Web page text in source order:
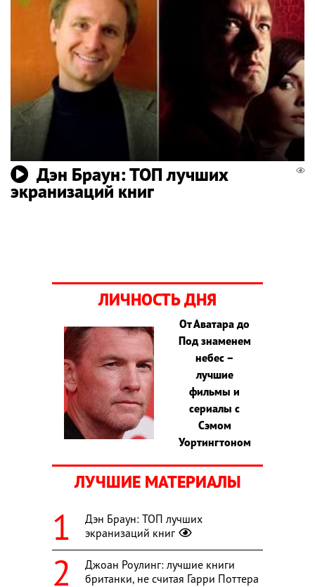
Дэн Браун: ТОП лучших
экранизаций книг
ЛИЧНОСТЬ ДНЯ
От Аватара до
Под знаменем
небес –
лучшие
фильмы и
сериалы с
Сэмом
Уортингтоном
ЛУЧШИЕ МАТЕРИАЛЫ
Дэн Браун: ТОП лучших
экранизаций книг
Джоан Роулинг: лучшие книги
британки, не считая Гарри Поттера